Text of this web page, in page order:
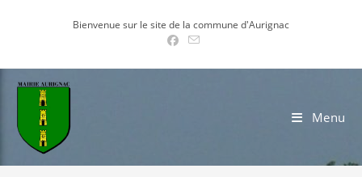
Bienvenue sur le site de la commune d'Aurignac
Menu